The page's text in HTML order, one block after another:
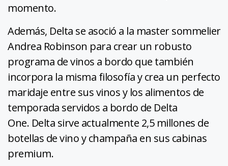
momento.
Además, Delta se asoció a la master sommelier
Andrea Robinson para crear un robusto
programa de vinos a bordo que también
incorpora la misma filosofía y crea un perfecto
maridaje entre sus vinos y los alimentos de
temporada servidos a bordo de Delta
One. Delta sirve actualmente 2,5 millones de
botellas de vino y champaña en sus cabinas
premium.